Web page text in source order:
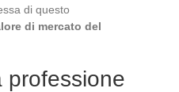
di questo
di mercato del
professione